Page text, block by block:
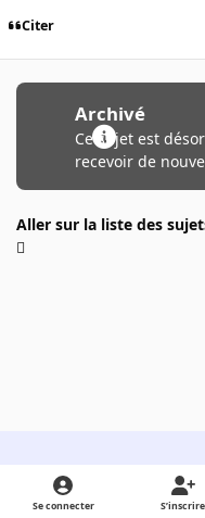
Citer
Archivé
Ce sujet est
recevoir de
Aller sur la liste des
Light ModeDark ModeSystem Preference
Se connecter S’inscrire